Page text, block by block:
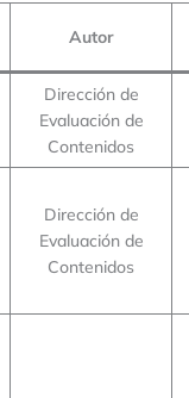
Autor
Dirección de
Evaluación de
Contenidos
Dirección de
Evaluación de
Contenidos